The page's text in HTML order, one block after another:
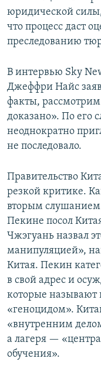
юридической
что процесс даст
преследованию
В интервью Sky
Джеффри Найс
факты,
доказано». По его
неоднократно
не последовало.
Правительство
резкой критике.
вторым
Пекине посол
Чжэгуань назвал
манипуляцией»,
Китая. Пекин
в свой адрес и
которые
«геноцидом».
«внутренним
а лагеря —
обучения».